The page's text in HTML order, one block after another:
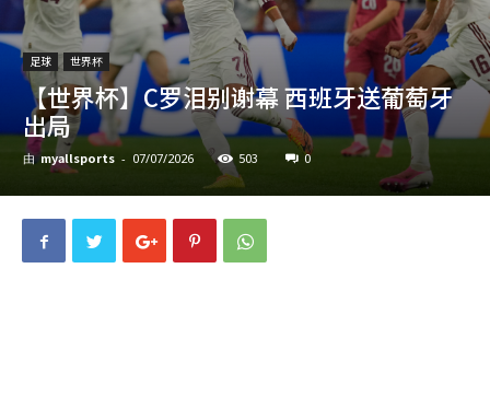
足球 世界杯
【世界杯】C罗泪别谢幕 西班牙送葡萄牙
出局
由 myallsports - 07/07/2026 503 0